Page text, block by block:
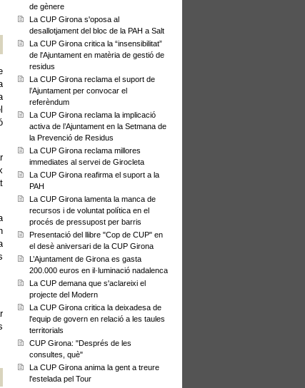
de gènere
La CUP Girona s'oposa al
desallotjament del bloc de la PAH a Salt
La CUP Girona critica la “insensibilitat”
de l'Ajuntament en matèria de gestió de
residus
La CUP Girona reclama el suport de
l’Ajuntament per convocar el
referèndum
La CUP Girona reclama la implicació
activa de l’Ajuntament en la Setmana de
la Prevenció de Residus
La CUP Girona reclama millores
immediates al servei de Girocleta
La CUP Girona reafirma el suport a la
PAH
La CUP Girona lamenta la manca de
recursos i de voluntat política en el
procés de pressupost per barris
Presentació del llibre "Cop de CUP" en
el desè aniversari de la CUP Girona
L’Ajuntament de Girona es gasta
200.000 euros en il·luminació nadalenca
La CUP demana que s'aclareixi el
projecte del Modern
La CUP Girona critica la deixadesa de
l'equip de govern en relació a les taules
territorials
CUP Girona: "Després de les
consultes, què"
La CUP Girona anima la gent a treure
l'estelada pel Tour